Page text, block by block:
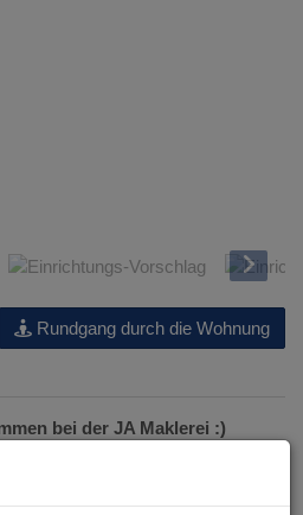
Rundgang durch die Wohnung
bei der JA Maklerei :)
und vielseitig nutzbare